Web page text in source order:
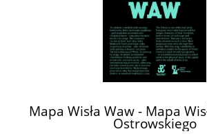
Mapa Wisła Waw - Mapa
Ostrowskiego